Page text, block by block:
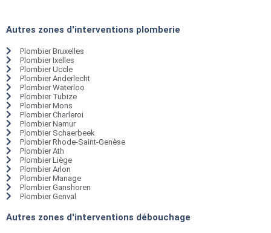
Autres zones d'interventions plomberie
Plombier Bruxelles
Plombier Ixelles
Plombier Uccle
Plombier Anderlecht
Plombier Waterloo
Plombier Tubize
Plombier Mons
Plombier Charleroi
Plombier Namur
Plombier Schaerbeek
Plombier Rhode-Saint-Genèse
Plombier Ath
Plombier Liège
Plombier Arlon
Plombier Manage
Plombier Ganshoren
Plombier Genval
Autres zones d'interventions débouchage